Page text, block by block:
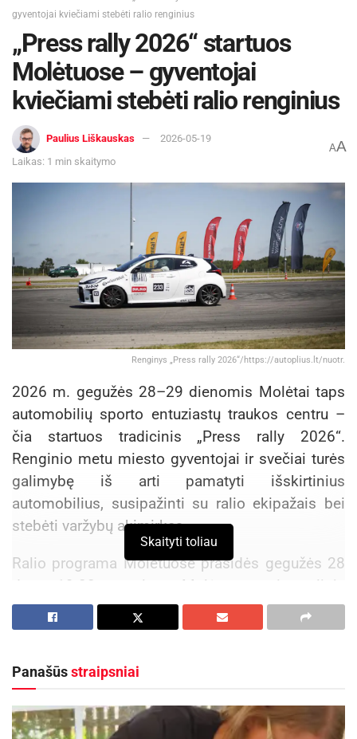
gyventojai kviečiami stebėti ralio renginius
„Press rally 2026“ startuos
Molėtuose – gyventojai
kviečiami stebėti ralio renginius
Paulius Liškauskas
2026-05-19
Laikas: 1 min skaitymo
AA
Renginys „Press rally 2026“/https://autoplius.lt/nuotr.
2026 m. gegužės 28–29 dienomis Molėtai taps
automobilių sporto entuziastų traukos centru –
čia startuos tradicinis „Press rally 2026“.
Renginio metu miesto gyventojai ir svečiai turės
galimybę iš arti pamatyti išskirtinius
automobilius, susipažinti su ralio ekipažais bei
stebėti varžybų akimirkas.
Ralio programa Molėtuose prasidės gegužės 28
d. 19.00 val. Molėtų universalioje
daugiafunkcinėje aikštėje (Ąžuolų g. 10), kur
vyks lenktynės Molėtų mero taurei laimėti.
Aktualios naujienos
Kviečiama dalyvauti visoje Lietuvoje
vykstančiame konkurse „Tvari Lietuva“
Skaityti toliau
Panašūsstraipsniai